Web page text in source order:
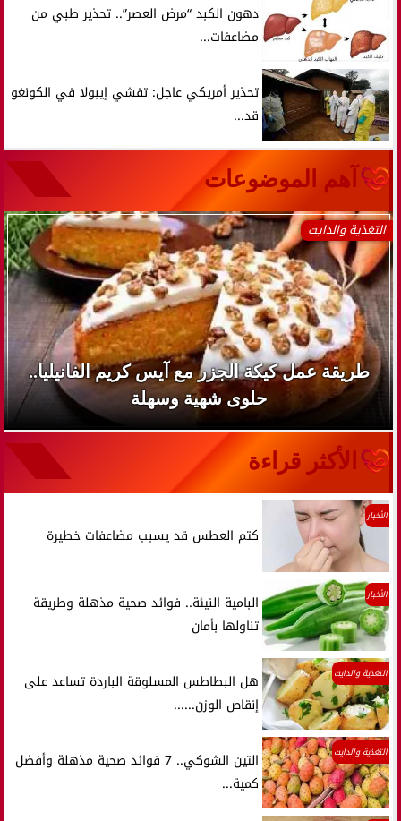
دهون الكبد “مرض العصر”.. تحذير طبي من
مضاعفات...
تحذير أمريكي عاجل: تفشي إيبولا في الكونغو
قد...
آهم الموضوعات
التغذية والدايت
طريقة عمل كيكة الجزر مع آيس كريم الفانيليا..
حلوى شهية وسهلة
الأكثر قراءة
الأخبار
كتم العطس قد يسبب مضاعفات خطيرة
الأخبار
البامية النيئة.. فوائد صحية مذهلة وطريقة
تناولها بأمان
التغذية والدايت
هل البطاطس المسلوقة الباردة تساعد على
إنقاص الوزن......
التغذية والدايت
التين الشوكي.. 7 فوائد صحية مذهلة وأفضل
كمية...